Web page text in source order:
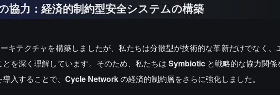
協力：経済的制約型安全システムの構築
キテクチャを構築しましたが、私たちは分散型が技術的な革新だけでなく、
を深く理解しています。そのため、私たちは Symbioticと戦略的な協力関係
入することで、Cycle Networkの経済的制約層をさらに強化しました。